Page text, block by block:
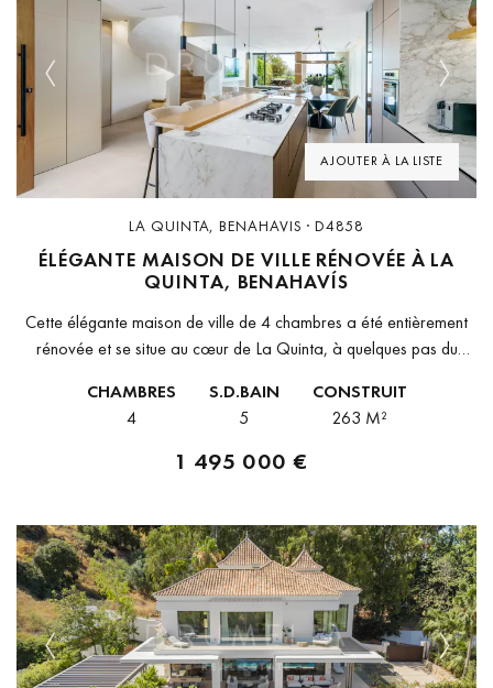
AJOUTER À LA LISTE
Previous Next
LA QUINTA, BENAHAVIS · D4858
ÉLÉGANTE MAISON DE VILLE RÉNOVÉE À LA
QUINTA, BENAHAVÍS
Cette élégante maison de ville de 4 chambres a été entièrement
rénovée et se situe au cœur de La Quinta, à quelques pas du
CHAMBRES
4
S.D.BAIN
5
CONSTRUIT
263 M²
1 495 000 €
Previous Next